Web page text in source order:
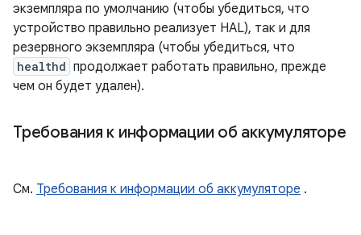
экземпляра по умолчанию (чтобы убедиться, что
устройство правильно реализует HAL), так и для
резервного экземпляра (чтобы убедиться, что
healthd продолжает работать правильно, прежде
чем он будет удален).
Требования к информации об аккумуляторе
См. Требования к информации об аккумуляторе .